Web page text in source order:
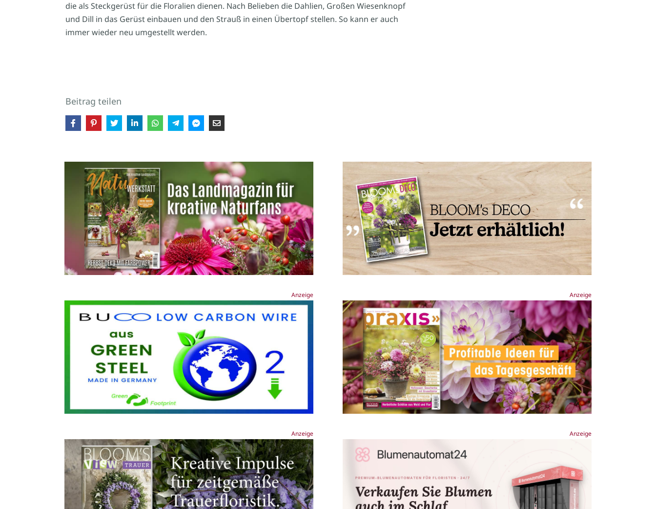
die als Steckgerüst für die Floralien dienen. Nach Belieben die Dahlien, Großen Wiesenknopf
und Dill in das Gerüst einbauen und den Strauß in einen Übertopf stellen. So kann er auch
immer wieder neu umgestellt werden.
Beitrag teilen
Anzeige Anzeige
Anzeige Anzeige